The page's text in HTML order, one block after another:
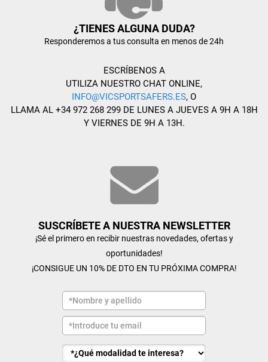
¿TIENES ALGUNA DUDA?
Responderemos a tus consulta en menos de 24h
ESCRÍBENOS A
UTILIZA NUESTRO CHAT ONLINE,
INFO@VICSPORTSAFERS.ES, O
LLAMA AL +34 972 268 299 DE LUNES A JUEVES A 9H A 18H
Y VIERNES DE 9H A 13H.
SUSCRÍBETE A NUESTRA NEWSLETTER
¡Sé el primero en recibir nuestras novedades, ofertas y
oportunidades!
¡CONSIGUE UN 10% DE DTO EN TU PRÓXIMA COMPRA!